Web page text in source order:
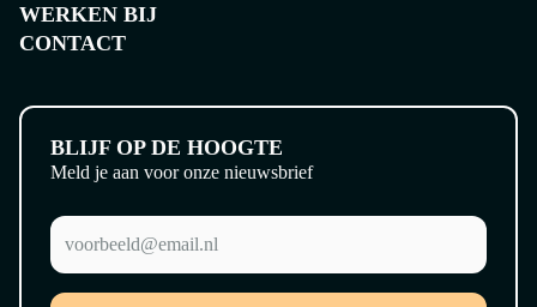
WERKEN BIJ
CONTACT
BLIJF OP DE HOOGTE
Meld je aan voor onze nieuwsbrief